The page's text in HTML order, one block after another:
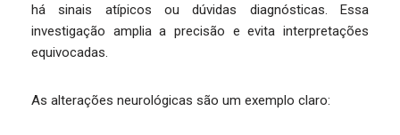
há sinais atípicos ou dúvidas diagnósticas. Essa
investigação amplia a precisão e evita interpretações
equivocadas.
As alterações neurológicas são um exemplo claro: